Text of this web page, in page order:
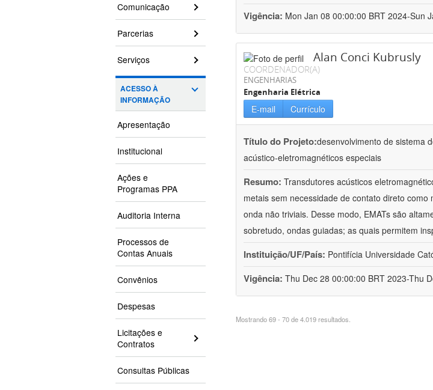
Comunicação
Parcerias
Serviços
ACESSO À
INFORMAÇÃO
Apresentação
Institucional
Ações e
Programas PPA
Auditoria Interna
Processos de
Contas Anuais
Convênios
Despesas
Licitações e
Contratos
Consultas Públicas
Vigência: Mon Jan 08 00:00:00 BRT 2024-Sun
Alan Conci Kubrusly
COORDENADOR(A)
ENGENHARIAS
Engenharia Elétrica
E-mail Currículo
Título do Projeto:desenvolvimento de sistema
acústico-eletromagnéticos especiais
Resumo: Transdutores acústicos
metais sem necessidade de contato direto
onda não triviais. Desse modo, EMATs são
sobretudo, ondas guiadas; as quais permitem
Instituição/UF/País: Pontifícia Universidade
Vigência: Thu Dec 28 00:00:00 BRT 2023-Thu
Mostrando 69 - 70 de 4.019 resultados.